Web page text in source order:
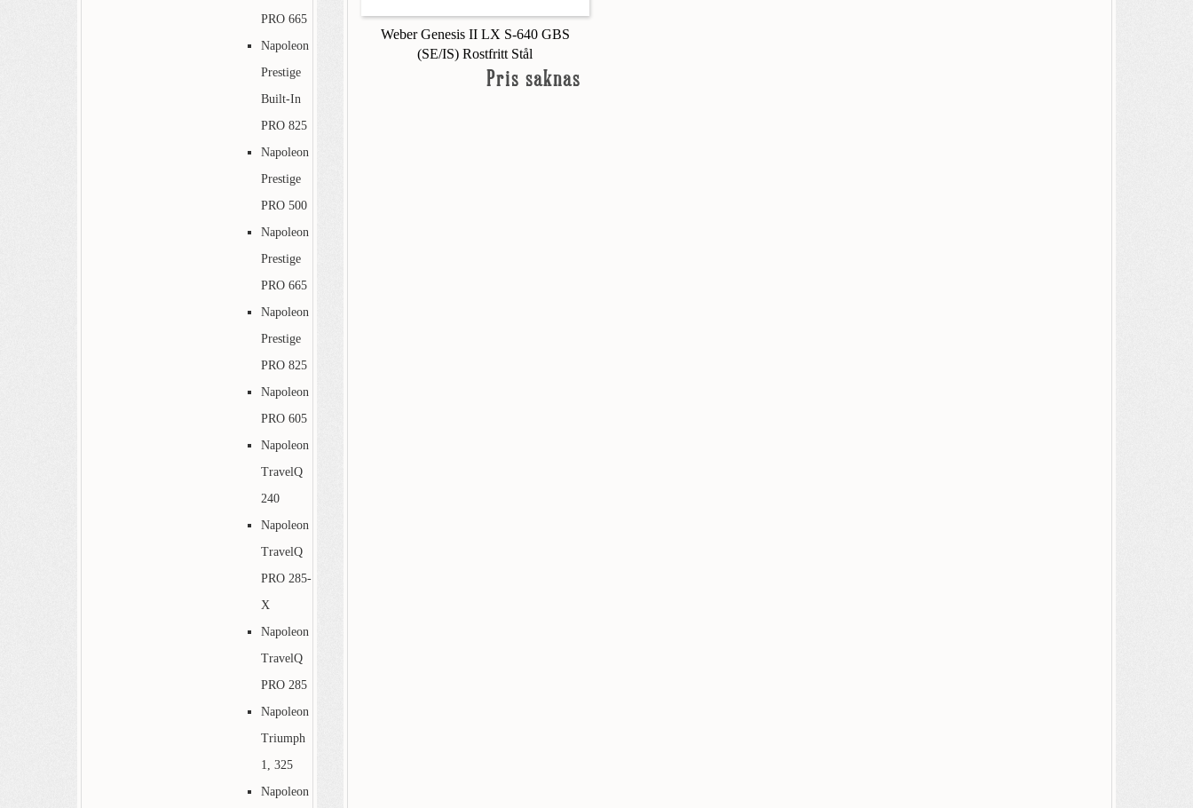
Weber Genesis II LX S-640 GBS
(SE/IS) Rostfritt Stål
Pris saknas
PRO 665
Napoleon
Prestige
Built-In
PRO 825
Napoleon
Prestige
PRO 500
Napoleon
Prestige
PRO 665
Napoleon
Prestige
PRO 825
Napoleon
PRO 605
Napoleon
TravelQ
240
Napoleon
TravelQ
PRO 285-
X
Napoleon
TravelQ
PRO 285
Napoleon
Triumph
1, 325
Napoleon